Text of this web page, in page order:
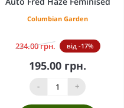
Columbian Garden
234.00 грн. від -17%
195.00 грн.
- +